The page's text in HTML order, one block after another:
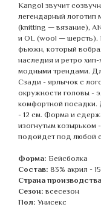
Kangol звучит
легендарный логотип
(knitting — вязание),
и OL (wool — шерсть).
фьюжн, который
наследия и ретро
модными трендами.
Сзади - ярлычок с
окружности головы -
комфортной посадки.
- 12 см. Форма и
изогнутым козырьком
подойдет под любой
Форма: Бейсболка
Состав: 83% акрил -
Страна
Сезон: всесезон
Пол: Унисекс